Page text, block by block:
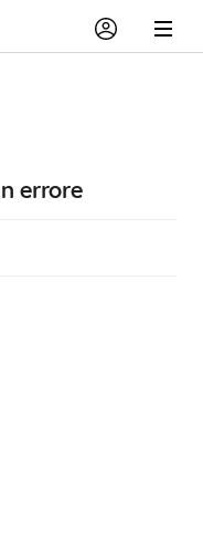
errore